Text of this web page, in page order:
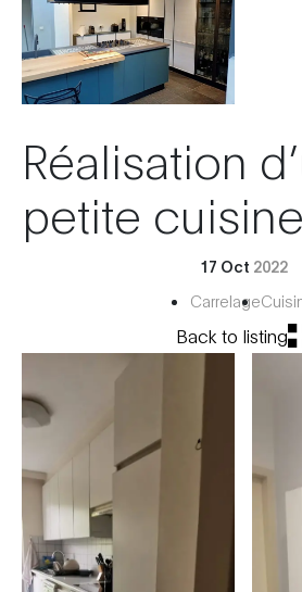
Réalisation
petite cuisine
17 Oct 2022
Carrelage
Back to listing